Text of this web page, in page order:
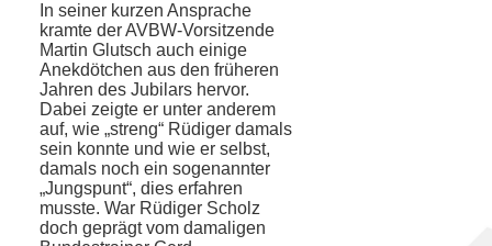
In seiner kurzen Ansprache
kramte der AVBW-Vorsitzende
Martin Glutsch auch einige
Anekdötchen aus den früheren
Jah­ren des Jubilars hervor.
Dabei zeigte er unter anderem
auf, wie „streng“ Rüdiger damals
sein konnte und wie er selbst,
da­mals noch ein sogenannter
„Jungspunt“, dies erfahren
musste. War Rüdiger Scholz
doch geprägt vom damaligen